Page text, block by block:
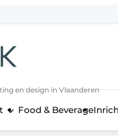
en design in Vlaanderen
Food & Beverage